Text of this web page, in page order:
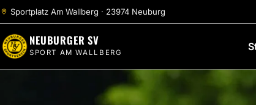
Sportplatz Am Wallberg · 23974 Neuburg
NEUBURGER SV
SPORT AM WALLBERG